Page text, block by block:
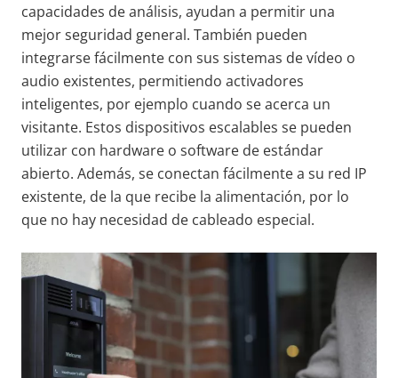
capacidades de análisis, ayudan a permitir una
mejor seguridad general. También pueden
integrarse fácilmente con sus sistemas de vídeo o
audio existentes, permitiendo activadores
inteligentes, por ejemplo cuando se acerca un
visitante. Estos dispositivos escalables se pueden
utilizar con hardware o software de estándar
abierto. Además, se conectan fácilmente a su red IP
existente, de la que recibe la alimentación, por lo
que no hay necesidad de cableado especial.